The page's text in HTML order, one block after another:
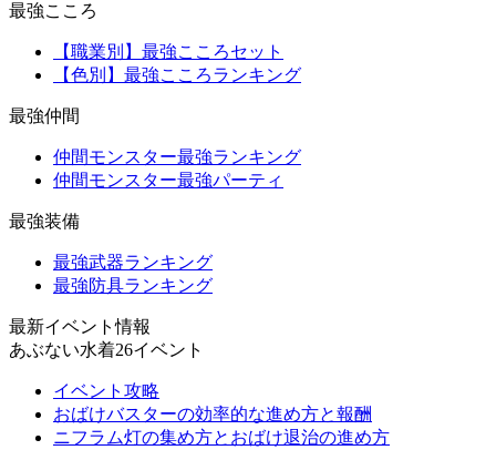
最強こころ
【職業別】最強こころセット
【色別】最強こころランキング
最強仲間
仲間モンスター最強ランキング
仲間モンスター最強パーティ
最強装備
最強武器ランキング
最強防具ランキング
最新イベント情報
あぶない水着26イベント
イベント攻略
おばけバスターの効率的な進め方と報酬
ニフラム灯の集め方とおばけ退治の進め方